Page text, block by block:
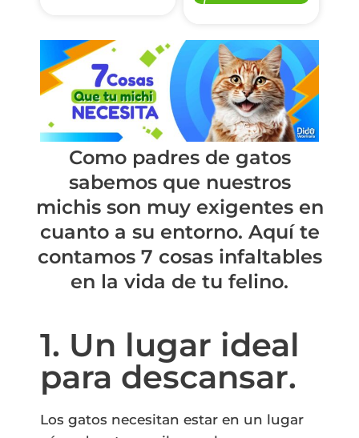
Como padres de gatos
sabemos que nuestros
michis son muy exigentes en
cuanto a su entorno. Aquí te
contamos 7 cosas infaltables
en la vida de tu felino.
1. Un lugar ideal
para descansar.
Los gatos necesitan estar en un lugar